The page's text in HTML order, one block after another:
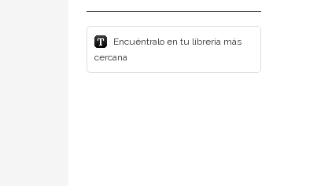
Encuéntralo en tu librería más
cercana